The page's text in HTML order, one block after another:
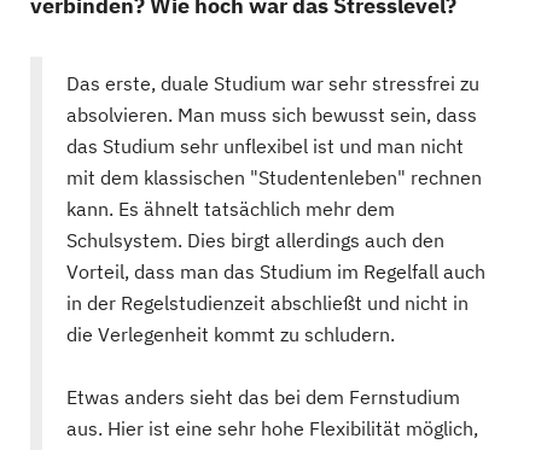
Das erste, duale Studium war sehr stressfrei zu
absolvieren. Man muss sich bewusst sein, dass
das Studium sehr unflexibel ist und man nicht
mit dem klassischen "Studentenleben" rechnen
kann. Es ähnelt tatsächlich mehr dem
Schulsystem. Dies birgt allerdings auch den
Vorteil, dass man das Studium im Regelfall auch
in der Regelstudienzeit abschließt und nicht in
die Verlegenheit kommt zu schludern.
Etwas anders sieht das bei dem Fernstudium
aus. Hier ist eine sehr hohe Flexibilität möglich,